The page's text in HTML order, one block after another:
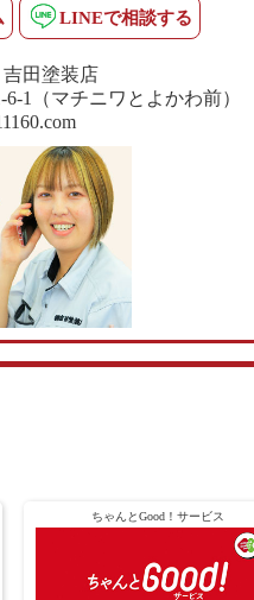
LINEで相談する
田塗装店
1（マチニワとよかわ前）
ちゃんとGood！サービス